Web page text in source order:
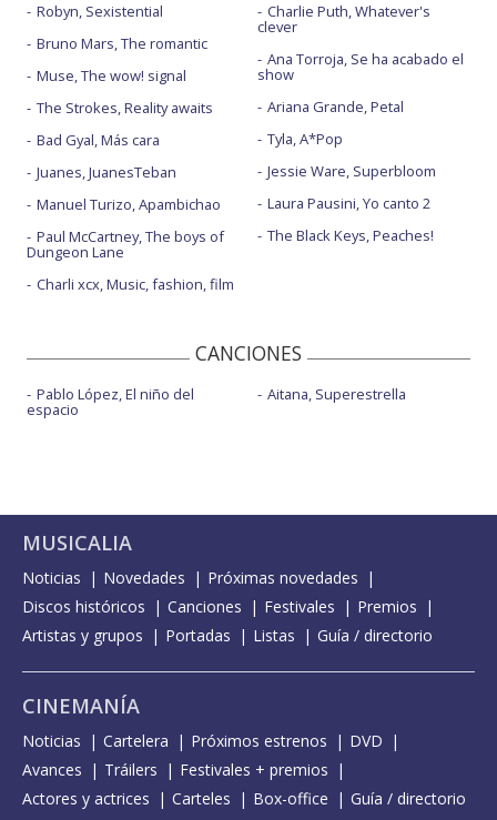
Robyn, Sexistential
Bruno Mars, The romantic
Muse, The wow! signal
The Strokes, Reality awaits
Bad Gyal, Más cara
Juanes, JuanesTeban
Manuel Turizo, Apambichao
Paul McCartney, The boys of
Dungeon Lane
Charli xcx, Music, fashion, film
Charlie Puth, Whatever's
clever
Ana Torroja, Se ha acabado el
show
Ariana Grande, Petal
Tyla, A*Pop
Jessie Ware, Superbloom
Laura Pausini, Yo canto 2
The Black Keys, Peaches!
CANCIONES
Pablo López, El niño del
espacio
Aitana, Superestrella
MUSICALIA
Noticias Novedades
Próximas novedades
Discos históricos
Canciones Festivales
Premios
Artistas y grupos
Portadas Listas Guía / directorio
CINEMANÍA
Noticias Cartelera Próximos estrenos
DVD
Avances
Tráilers
Festivales + premios
Actores y actrices
Carteles Box-office Guía / directorio